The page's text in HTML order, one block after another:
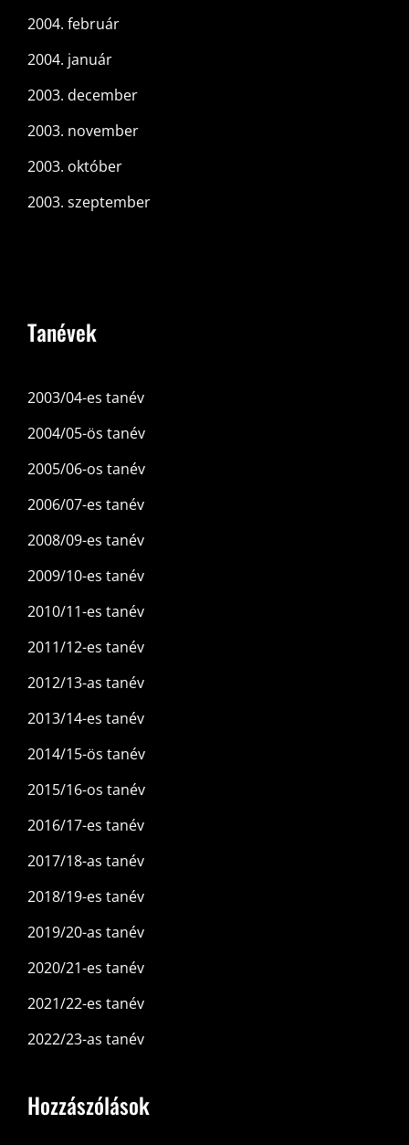
2004. február
2004. január
2003. december
2003. november
2003. október
2003. szeptember
Tanévek
2003/04-es tanév
2004/05-ös tanév
2005/06-os tanév
2006/07-es tanév
2008/09-es tanév
2009/10-es tanév
2010/11-es tanév
2011/12-es tanév
2012/13-as tanév
2013/14-es tanév
2014/15-ös tanév
2015/16-os tanév
2016/17-es tanév
2017/18-as tanév
2018/19-es tanév
2019/20-as tanév
2020/21-es tanév
2021/22-es tanév
2022/23-as tanév
Hozzászólások